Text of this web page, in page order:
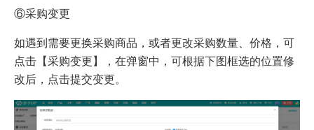
⑥采购变更
如遇到需要更换采购商品，或者更改采购数量、价格，可
点击【采购变更】，在弹窗中，可根据下图框选的位置修
改后，点击提交变更。